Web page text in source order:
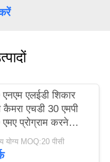
एलईडी शिकार
एचडी 30 एमपी
प्रोग्राम करने
योग्य MOQ:20 पीसी